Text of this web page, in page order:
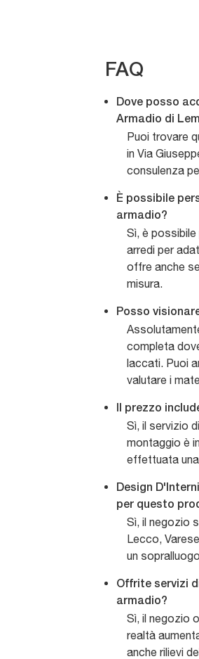
FAQ
Dove posso
Armadio di
Puoi trovare
in Via
consulenza
È possibile
armadio?
Sì, è
arredi per
offre anche
misura.
Posso
completa
laccati. Puoi
valutare i
Il prezzo
Sì, il servizio
montaggio è
effettuata una
Design
per questo
Sì, il negozio
Lecco,
un
Offrite servizi
armadio?
Sì, il negozio
realtà
anche rilievi